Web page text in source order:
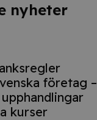
nyheter
företag –
kurser